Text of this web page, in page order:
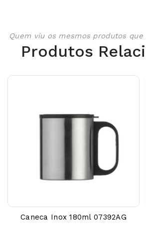
Quem viu os mesmos produtos
Produtos
Caneca Inox 180ml 07392AG